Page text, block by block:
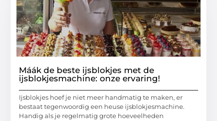
Máák de beste ijsblokjes met de
ijsblokjesmachine: onze ervaring!
Ijsblokjes hoef je niet meer handmatig te maken, er
bestaat tegenwoordig een heuse ijsblokjesmachine.
Handig als je regelmatig grote hoeveelheden